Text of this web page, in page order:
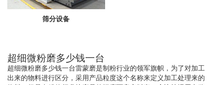
筛分设备
超细微粉磨多少钱一台
超细微粉磨多少钱一台雷蒙磨是制粉行业的领军旗帜，为了对加工
出来的物料进行区分，采用产品粒度这个名称来定义加工处理来的